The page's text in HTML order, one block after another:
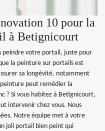
10 pour la
à Betignicourt
peindre votre portail, juste pour
la peinture sur portails est
sa longévité, notamment
peut remédier la
? Si vous habitez à Betignicourt,
intervenir chez vous. Nous
Notre équipe met à votre
joli portail bien peint qui